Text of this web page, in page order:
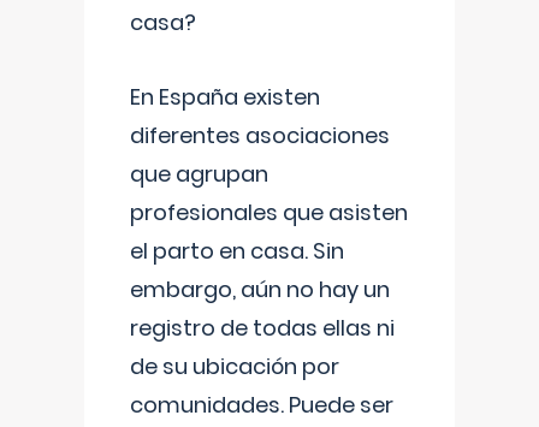
casa?
En España existen
diferentes asociaciones
que agrupan
profesionales que asisten
el parto en casa. Sin
embargo, aún no hay un
registro de todas ellas ni
de su ubicación por
comunidades. Puede ser